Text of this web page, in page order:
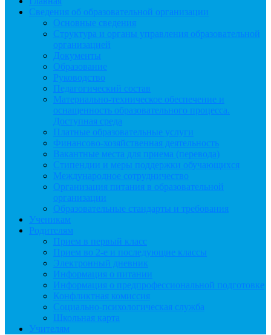
Сведения об образовательной организации
Основные сведения
Структура и органы управления образовательной
организацией
Документы
Образование
Руководство
Педагогический состав
Материально-техническое обеспечение и
оснащенность образовательного процесса.
Доступная среда
Платные образовательные услуги
Финансово-хозяйственная деятельность
Вакантные места для приема (перевода)
Стипендии и меры поддержки обучающихся
Международное сотрудничество
Организация питания в образовательной
организации
Образовательные стандарты и требования
Ученикам
Родителям
Прием в первый класс
Прием во 2-е и последующие классы
Электронный дневник
Информация о питании
Информация о предпрофессиональной подготовке
Конфликтная комиссия
Социально-психологическая служба
Школьная карта
Учителям